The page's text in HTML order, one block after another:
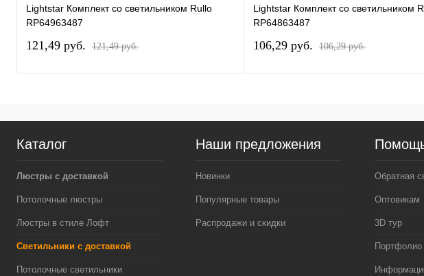
Lightstar Комплект со светильником Rullo
RP64963487
121,49 pуб. 121,49 pуб.
Lightstar Комплект со светильником
RP64863487
106,29 pуб. 106,29 pуб.
Каталог
Люстры с доставкой
Потолочные люстры
Люстры в стиле Лофт
Светильники с доставкой
Потолочные светильники
Наши предложения
Новинки
Популярные товары
Распродажи и скидки
Обратная
Оптовикам
3D тур
Портфолио